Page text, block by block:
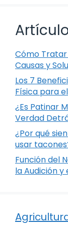
Cómo Tratar
Causas y
Los 7
Física para
¿Es Patinar
Verdad
¿Por qué
usar
Función del
la Audición y